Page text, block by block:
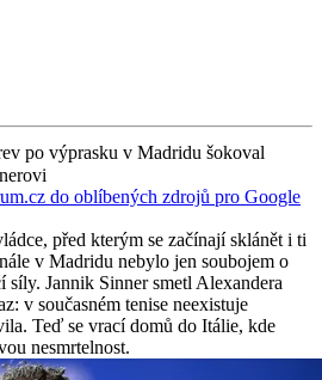
po výprasku v Madridu šokoval
do oblíbených zdrojů pro Google
před kterým se začínají sklánět i ti
v Madridu nebylo jen soubojem o
síly. Jannik Sinner smetl Alexandera
v současném tenise neexistuje
Teď se vrací domů do Itálie, kde
nesmrtelnost.